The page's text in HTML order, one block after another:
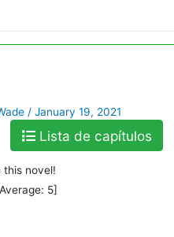
/ January 19, 2021
Lista de capítulos
this novel!
Average: 5]